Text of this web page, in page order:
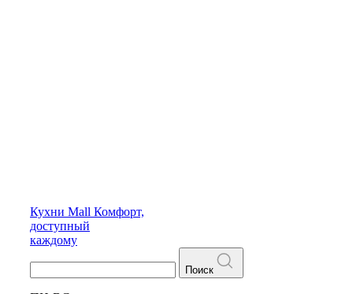
Кухни Mall Комфорт,
доступный
каждому
Поиск